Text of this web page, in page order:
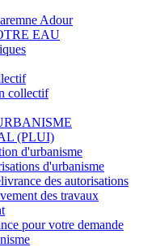
Adour
EAU
collectif
(PLUI)
d'urbanisme
d'urbanisme
des autorisations
des travaux
pour votre demande